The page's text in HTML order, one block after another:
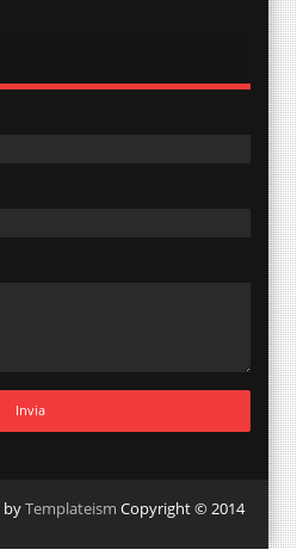
byTemplateism Copyright © 2014